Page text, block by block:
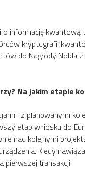
informację
kryptografii
do Nagrody
Na jakim etapie
i z planowanymi
etap wniosku do
nad kolejnymi
Kiedy
pierwszej transakcji.